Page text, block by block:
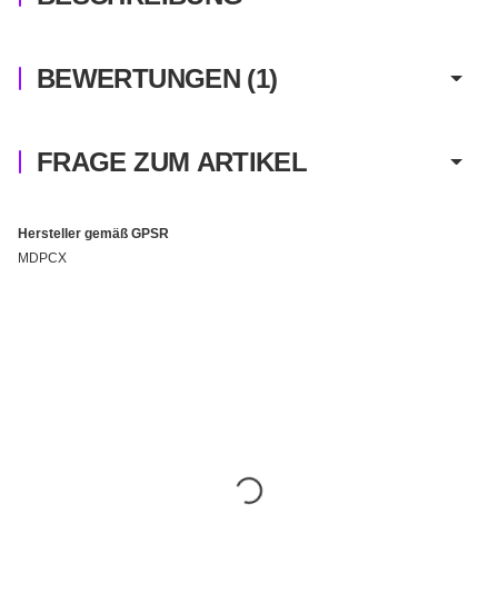
BEWERTUNGEN (1)
FRAGE ZUM ARTIKEL
Hersteller gemäß GPSR
MDPCX